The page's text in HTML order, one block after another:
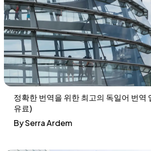
정확한 번역을 위한 최고의 독일어 번역
유료)
By Serra Ardem